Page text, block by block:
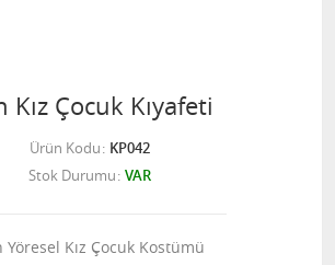
Kız Çocuk Kıyafeti
Ürün Kodu KP042
Stok Durumu VAR
Yöresel Kız Çocuk Kostümü